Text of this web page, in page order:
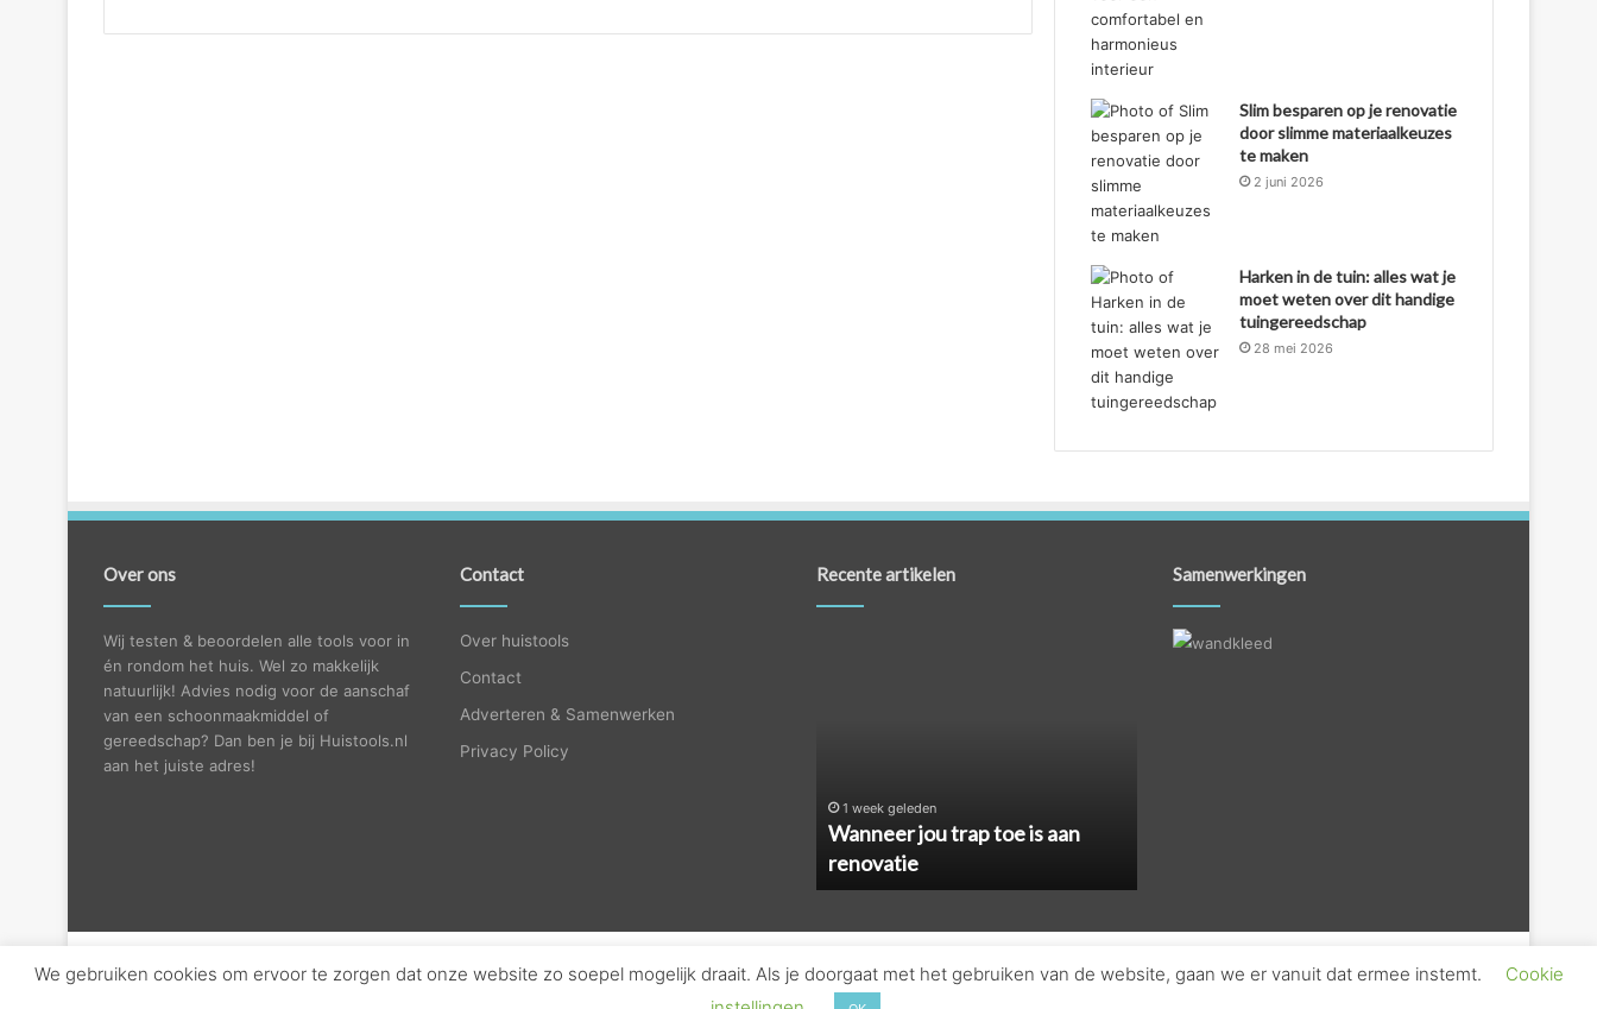
Slim besparen op je renovatie
door slimme materiaalkeuzes
te maken
2 juni 2026
Harken in de tuin: alles wat je
moet weten over dit handige
tuingereedschap
28 mei 2026
Over ons
Wij testen & beoordelen alle tools voor in
én rondom het huis. Wel zo makkelijk
natuurlijk! Advies nodig voor de aanschaf
van een schoonmaakmiddel of
gereedschap? Dan ben je bij Huistools.nl
aan het juiste adres!
Contact
Over huistools
Contact
Adverteren & Samenwerken
Privacy Policy
Recente artikelen
1 week geleden
Wanneer jou trap toe is aan
renovatie
Samenwerkingen
© Copyright 2026, Alle rechten voorbehouden - Nederland |Huistools
We gebruiken cookies om ervoor te zorgen dat onze website zo soepel mogelijk draait. Als je doorgaat met het gebruiken van de website, gaan we er vanuit dat ermee instemt.
Cookie